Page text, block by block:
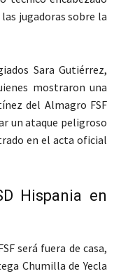
jugadoras sobre la
Sara Gutiérrez,
mostraron una
del Almagro FSF
un ataque peligroso
en el acta oficial
Hispania en
será fuera de casa,
Chumilla de Yecla